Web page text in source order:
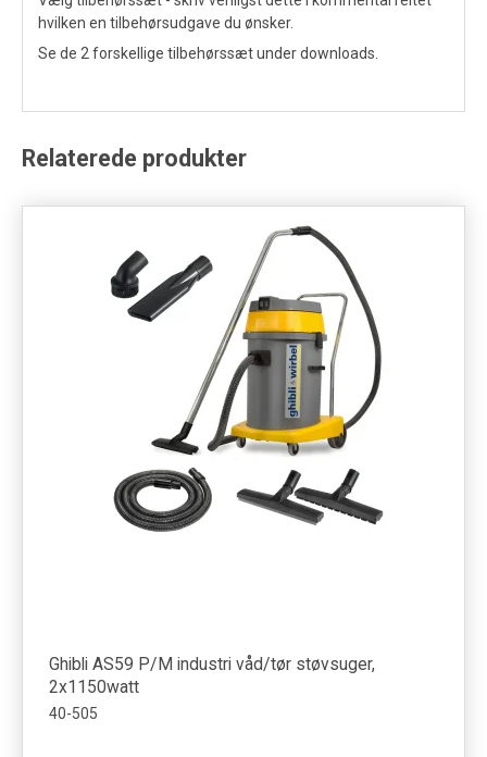
hvilken en tilbehørsudgave du ønsker.
Se de 2 forskellige tilbehørssæt under downloads.
Relaterede produkter
Ghibli AS59 P/M industri våd/tør støvsuger,
2x1150watt
40-505